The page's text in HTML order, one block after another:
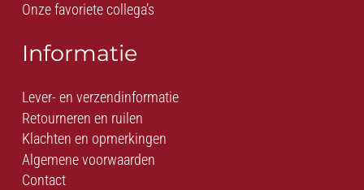
Onze favoriete collega’s
Informatie
Lever- en verzendinformatie
Retourneren en ruilen
Klachten en opmerkingen
Algemene voorwaarden
Contact